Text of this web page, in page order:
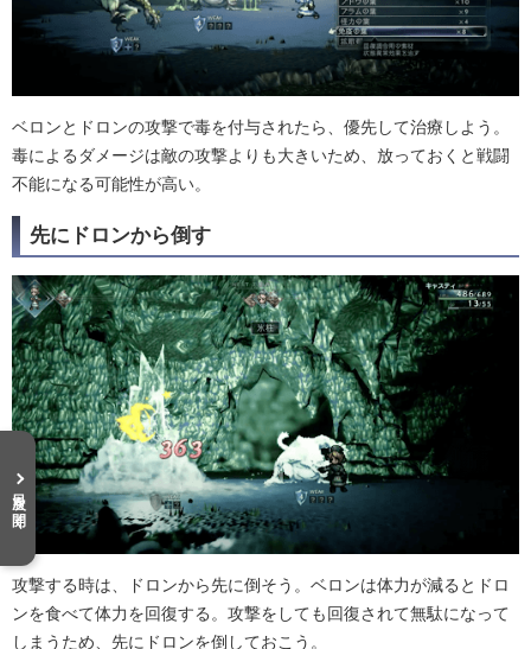
ベロンとドロンの攻撃で毒を付与されたら、優先して治療しよう。
毒によるダメージは敵の攻撃よりも大きいため、放っておくと戦闘
不能になる可能性が高い。
先にドロンから倒す
攻撃する時は、ドロンから先に倒そう。ベロンは体力が減るとドロ
ンを食べて体力を回復する。攻撃をしても回復されて無駄になって
しまうため、先にドロンを倒しておこう。
目次を開く